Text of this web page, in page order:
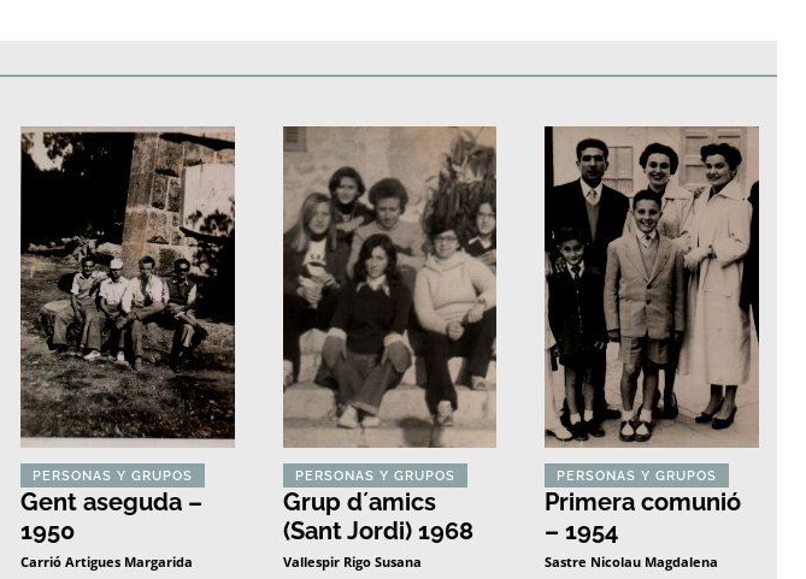
PERSONAS Y GRUPOS
Gent aseguda –
1950
Carrió Artigues Margarida
PERSONAS Y GRUPOS
Grup d´amics
(Sant Jordi) 1968
Vallespir Rigo Susana
PERSONAS Y GRUPOS
Primera comunió
– 1954
Sastre Nicolau Magdalena